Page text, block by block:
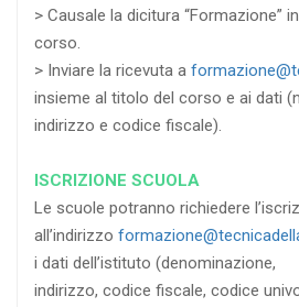
> Causale la dicitura “Formazione”
corso.
> Inviare la ricevuta a
insieme al titolo del corso e ai dati
indirizzo e codice fiscale).
ISCRIZIONE SCUOLA
Le scuole potranno richiedere
all’indirizzo
i dati dell’istituto (denominazione,
indirizzo, codice fiscale, codice